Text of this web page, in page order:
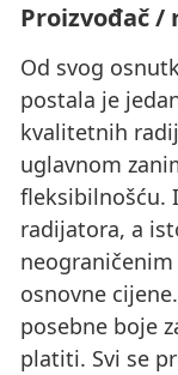
Proizvođač /
Od svog
postala je
kvalitetnih
uglavnom
fleksibilnošću.
radijatora, a
osnovne
posebne boje
platiti. Svi se